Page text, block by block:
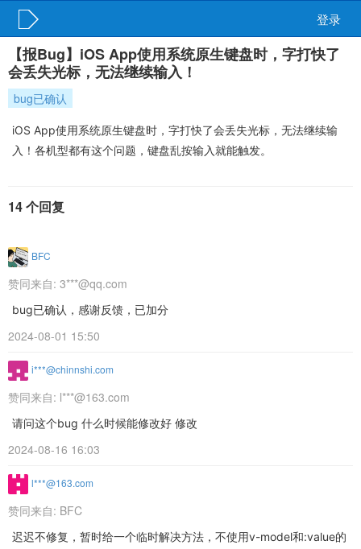
登录
【报Bug】iOS App使用系统原生键盘时，字打快了
会丢失光标，无法继续输入！
bug已确认
iOS App使用系统原生键盘时，字打快了会丢失光标，无法继续输
入！各机型都有这个问题，键盘乱按输入就能触发。
14 个回复
BFC
赞同来自: 3***@qq.com
bug已确认，感谢反馈，已加分
2024-08-01 15:50
i***@chinnshi.com
赞同来自: l***@163.com
请问这个bug 什么时候能修改好 修改
2024-08-16 16:03
l***@163.com
赞同来自: BFC
迟迟不修复，暂时给一个临时解决方法，不使用v-model和:value的